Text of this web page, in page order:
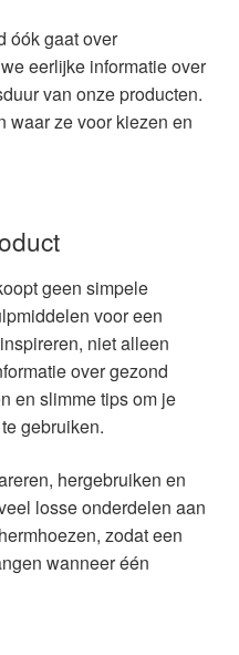
óók gaat over
eerlijke informatie over
van onze producten.
waar ze voor kiezen en
geen simpele
voor een
niet alleen
over gezond
en slimme tips om je
gebruiken.
hergebruiken en
losse onderdelen aan
zodat een
wanneer één